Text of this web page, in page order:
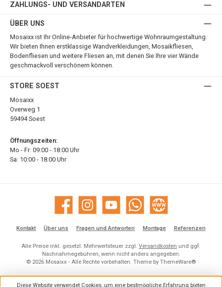
ZAHLUNGS- UND VERSANDARTEN
ÜBER UNS
Mosaixx ist Ihr Online-Anbieter für hochwertige Wohnraumgestaltung.
Wir bieten Ihnen erstklassige Wandverkleidungen, Mosaikfliesen,
Bodenfliesen und weitere Fliesen an, mit denen Sie Ihre vier Wände
geschmackvoll verschönern können.
STORE SOEST
Mosaixx
Overweg 1
59494 Soest
Öffnungszeiten:
Mo - Fr: 09:00 - 18:00 Uhr
Sa: 10:00 - 18:00 Uhr
Facebook Instagram YouTube WhatsApp Website
Kontakt Über uns Fragen und Antworten Montage Referenzen
Alle Preise inkl. gesetzl. Mehrwertsteuer zzgl. Versandkosten und ggf.
Nachnahmegebühren, wenn nicht anders angegeben.
© 2026 Mosaixx - Alle Rechte vorbehalten. Theme by ThemeWare®
Diese Website verwendet Cookies, um eine bestmögliche Erfahrung bieten